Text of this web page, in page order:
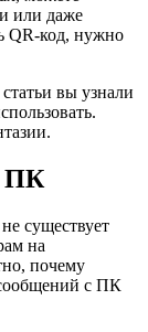
или даже
QR-код, нужно
вы узнали
ПК
существует
на
почему
с ПК